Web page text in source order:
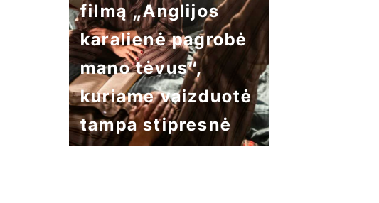
filmą „Anglijos
karalienė pagrobė
mano tėvus“,
kuriame vaizduotė
tampa stipresnė